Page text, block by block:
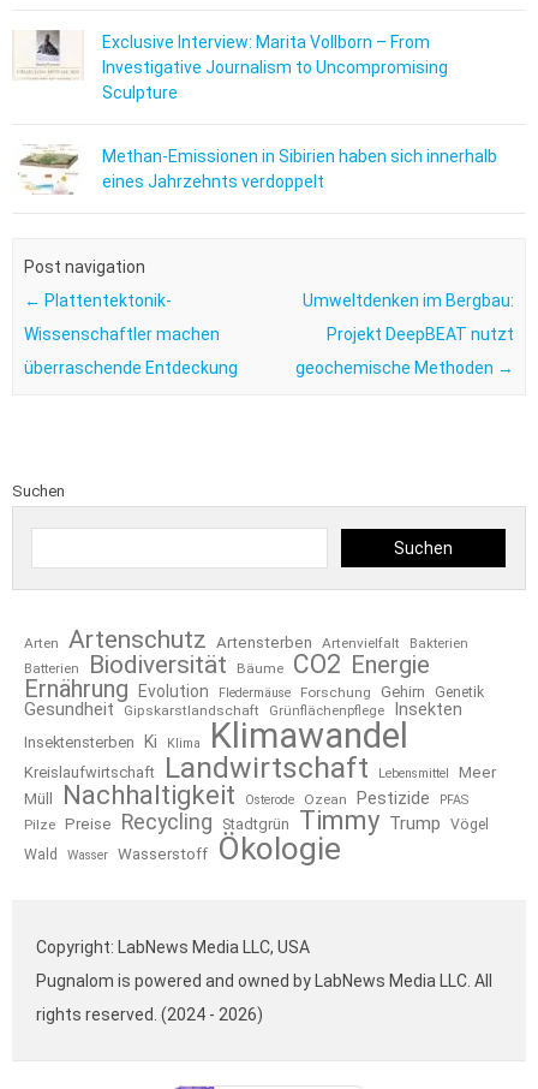
Exclusive Interview: Marita Vollborn – From
Investigative Journalism to Uncompromising
Sculpture
Methan-Emissionen in Sibirien haben sich innerhalb
eines Jahrzehnts verdoppelt
Post navigation
← Plattentektonik-
Wissenschaftler machen
überraschende Entdeckung
Umweltdenken im Bergbau:
Projekt DeepBEAT nutzt
geochemische Methoden →
Suchen
Suchen
Arten Artenschutz Artensterben Artenvielfalt
Bakterien
Batterien
Biodiversität Bäume CO2 Energie
Ernährung
Evolution Fledermäuse Forschung Gehirn Genetik
Gesundheit Gipskarstlandschaft Grünflächenpflege Insekten
Insektensterben Ki Klima Klimawandel
Kreislaufwirtschaft Landwirtschaft Lebensmittel
Meer
Müll
Nachhaltigkeit Osterode Ozean Pestizide PFAS
Pilze Preise Recycling Stadtgrün Timmy Trump
Vögel
Wald
Wasser Wasserstoff Ökologie
Copyright: LabNews Media LLC, USA
Pugnalom is powered and owned by LabNews Media LLC. All
rights reserved. (2024 - 2026)